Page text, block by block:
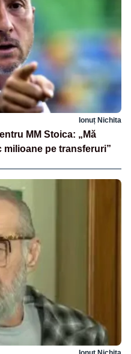
Ionuț Nichita
MM Stoica: „Mă
pe transferuri”